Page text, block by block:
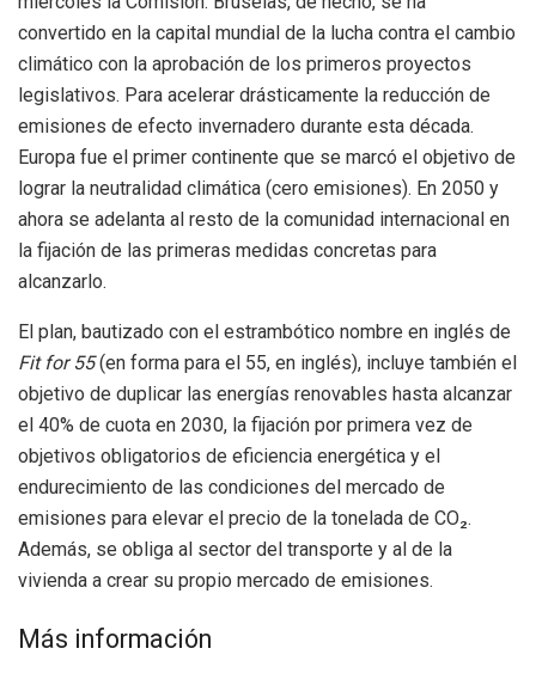
convertido en la capital mundial de la lucha contra el cambio
climático con la aprobación de los primeros proyectos
legislativos. Para acelerar drásticamente la reducción de
emisiones de efecto invernadero durante esta década.
Europa fue el primer continente que se marcó el objetivo de
lograr la neutralidad climática (cero emisiones). En 2050 y
ahora se adelanta al resto de la comunidad internacional en
la fijación de las primeras medidas concretas para
alcanzarlo.
El plan, bautizado con el estrambótico nombre en inglés de
Fit for 55(en forma para el 55, en inglés), incluye también el
objetivo de duplicar las energías renovables hasta alcanzar
el 40% de cuota en 2030, la fijación por primera vez de
objetivos obligatorios de eficiencia energética y el
endurecimiento de las condiciones del mercado de
emisiones para elevar el precio de la tonelada de CO₂.
Además, se obliga al sector del transporte y al de la
vivienda a crear su propio mercado de emisiones.
Más información